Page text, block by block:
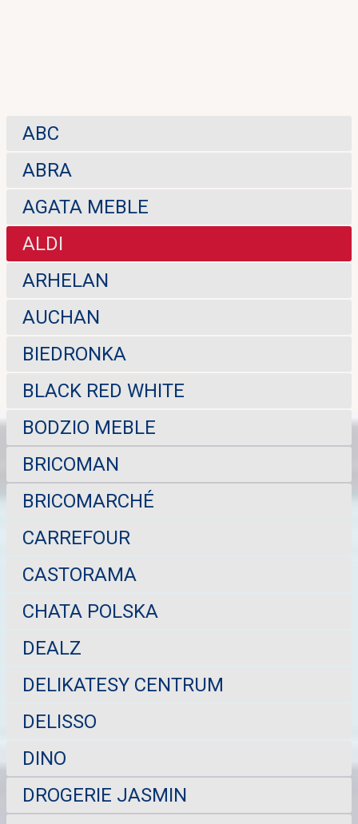
ABC
ABRA
AGATA MEBLE
ALDI
ARHELAN
AUCHAN
BIEDRONKA
BLACK RED WHITE
BODZIO MEBLE
BRICOMAN
BRICOMARCHÉ
CARREFOUR
CASTORAMA
CHATA POLSKA
DEALZ
DELIKATESY CENTRUM
DELISSO
DINO
DROGERIE JASMIN